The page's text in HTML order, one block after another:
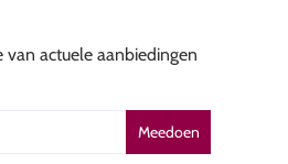
actuele aanbiedingen
Meedoen